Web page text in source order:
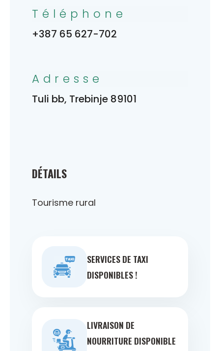
DÉTAILS
Tourisme rural
SERVICES DE TAXI
DISPONIBLES !
LIVRAISON DE
NOURRITURE DISPONIBLE
Téléphone
+387 65 627-702
Adresse
Tuli bb, Trebinje 89101